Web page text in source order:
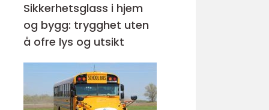
Sikkerhetsglass i hjem
og bygg: trygghet uten
å ofre lys og utsikt